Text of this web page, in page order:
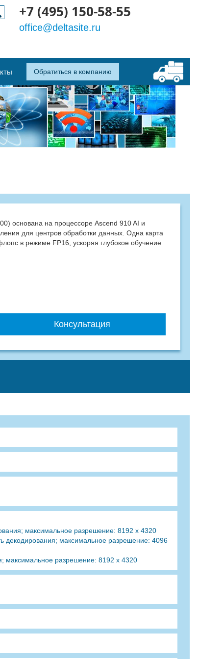
+7 (495) 150-58-55
office@deltasite.ru
Обратиться в компанию
основана на процессоре Ascend 910 AI и
для центров обработки данных. Одна карта
в режиме FP16, ускоряя глубокое обучение
Консультация
максимальное разрешение: 8192 x 4320
декодирования; максимальное разрешение: 4096
максимальное разрешение: 8192 x 4320